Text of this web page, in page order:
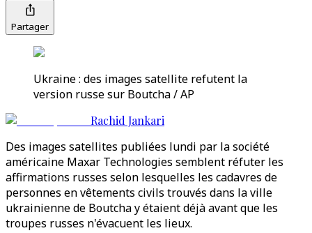
Partager
Ukraine : des images satellite refutent la
version russe sur Boutcha / AP
Rachid Jankari
Des images satellites publiées lundi par la société
américaine Maxar Technologies semblent réfuter les
affirmations russes selon lesquelles les cadavres de
personnes en vêtements civils trouvés dans la ville
ukrainienne de Boutcha y étaient déjà avant que les
troupes russes n'évacuent les lieux.